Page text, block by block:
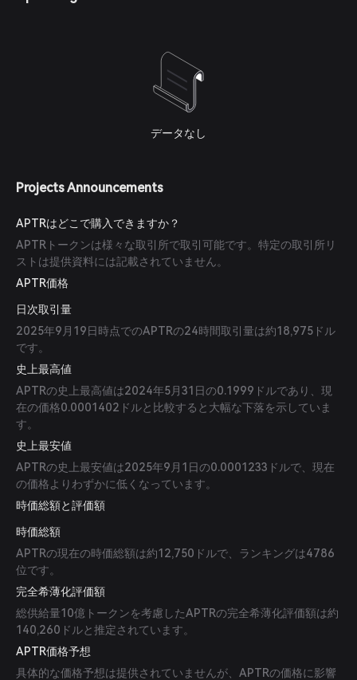
データなし
Projects Announcements
APTRはどこで購入できますか？
APTRトークンは様々な取引所で取引可能です。特定の取引所リ
ストは提供資料には記載されていません。
APTR価格
日次取引量
2025年9月19日時点でのAPTRの24時間取引量は約18,975ドル
です。
史上最高値
APTRの史上最高値は2024年5月31日の0.1999ドルであり、現
在の価格0.0001402ドルと比較すると大幅な下落を示していま
す。
史上最安値
APTRの史上最安値は2025年9月1日の0.0001233ドルで、現在
の価格よりわずかに低くなっています。
時価総額と評価額
時価総額
APTRの現在の時価総額は約12,750ドルで、ランキングは4786
位です。
完全希薄化評価額
総供給量10億トークンを考慮したAPTRの完全希薄化評価額は約
140,260ドルと推定されています。
APTR価格予想
具体的な価格予想は提供されていませんが、APTRの価格に影響